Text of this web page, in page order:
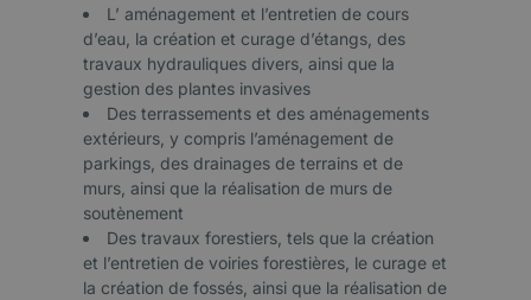
L’ aménagement et l’entretien de cours
d’eau, la création et curage d’étangs, des
travaux hydrauliques divers, ainsi que la
gestion des plantes invasives
Des terrassements et des aménagements
extérieurs, y compris l’aménagement de
parkings, des drainages de terrains et de
murs, ainsi que la réalisation de murs de
soutènement
Des travaux forestiers, tels que la création
et l’entretien de voiries forestières, le curage et
la création de fossés, ainsi que la réalisation de